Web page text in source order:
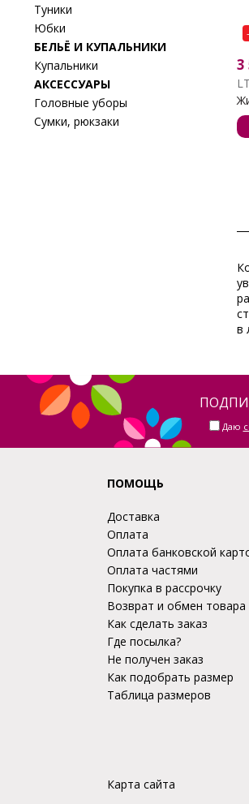
Туники
Юбки
БЕЛЬЁ И КУПАЛЬНИКИ
Купальники
АКСЕССУАРЫ
Головные уборы
Сумки, рюкзаки
3
в
Даю
ПОМОЩЬ
Доставка
Оплата
Оплата банковской
Оплата частями
Покупка в рассрочку
Возврат и обмен товара
Как сделать заказ
Где посылка?
Не получен заказ
Как подобрать размер
Таблица размеров
Карта сайта